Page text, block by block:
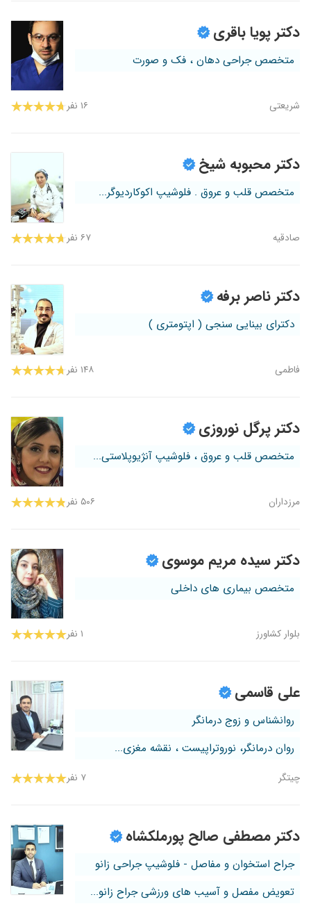
دکتر پویا باقری
متخصص جراحی دهان ، فک و صورت
شریعتی ۱۶ نفر
دکتر محبوبه شیخ
متخصص قلب و عروق . فلوشیپ اکوکاردیوگر...
صادقیه ۶۷ نفر
دکتر ناصر برفه
دکترای بینایی سنجی ( اپتومتری )
فاطمی ۱۴۸ نفر
دکتر پرگل نوروزی
متخصص قلب و عروق ، فلوشیپ آنژیوپلاستی...
مرزداران ۵۰۶ نفر
دکتر سیده مریم موسوی
متخصص بیماری های داخلی
بلوار کشاورز ۱ نفر
علی قاسمی
روانشناس و زوج درمانگر
روان درمانگر، نوروتراپیست ، نقشه مغزی...
چیتگر ۷ نفر
دکتر مصطفی صالح پورملکشاه
جراح استخوان و مفاصل - فلوشیپ جراحی زانو
تعویض مفصل و آسیب های ورزشی جراح زانو...